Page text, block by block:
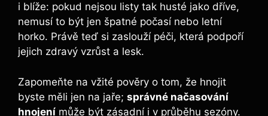
i blíže:‍ pokud nejsou listy tak husté jako dříve,
nemusí to být ⁢jen ⁤špatné počasí nebo letní
‍horko. Právě teď si zaslouží péči, která podpoří
jejich zdravý vzrůst a lesk.
Zapomeňte na vžité pověry o tom, že hnojit
byste​ měli jen ⁢na jaře;⁣ správné načasování
hnojení může být zásadní i v průběhu sezóny.